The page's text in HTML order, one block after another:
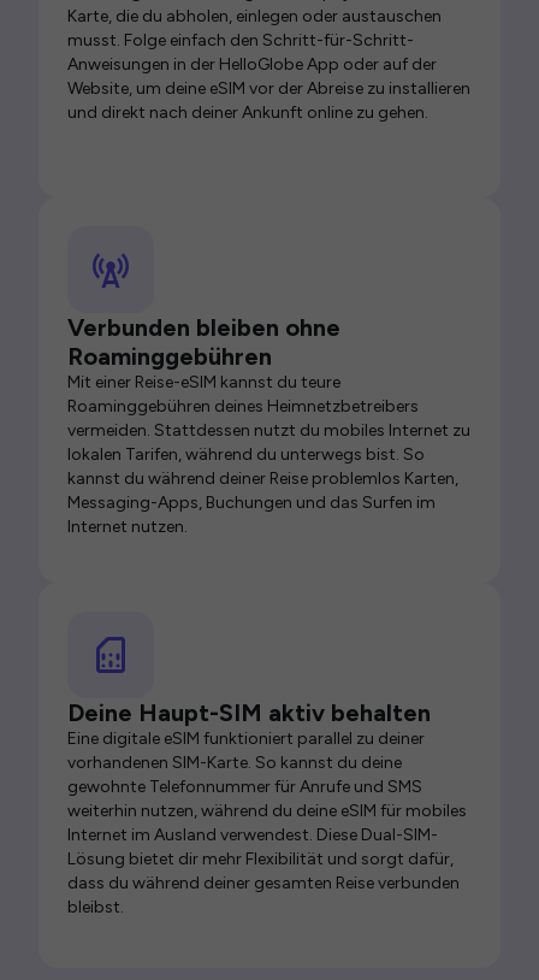
Karte, die du abholen, einlegen oder austauschen
musst. Folge einfach den Schritt-für-Schritt-
Anweisungen in der HelloGlobe App oder auf der
Website, um deine eSIM vor der Abreise zu installieren
und direkt nach deiner Ankunft online zu gehen.
Verbunden bleiben ohne
Roaminggebühren
Mit einer Reise-eSIM kannst du teure
Roaminggebühren deines Heimnetzbetreibers
vermeiden. Stattdessen nutzt du mobiles Internet zu
lokalen Tarifen, während du unterwegs bist. So
kannst du während deiner Reise problemlos Karten,
Messaging-Apps, Buchungen und das Surfen im
Internet nutzen.
Deine Haupt-SIM aktiv behalten
Eine digitale eSIM funktioniert parallel zu deiner
vorhandenen SIM-Karte. So kannst du deine
gewohnte Telefonnummer für Anrufe und SMS
weiterhin nutzen, während du deine eSIM für mobiles
Internet im Ausland verwendest. Diese Dual-SIM-
Lösung bietet dir mehr Flexibilität und sorgt dafür,
dass du während deiner gesamten Reise verbunden
bleibst.